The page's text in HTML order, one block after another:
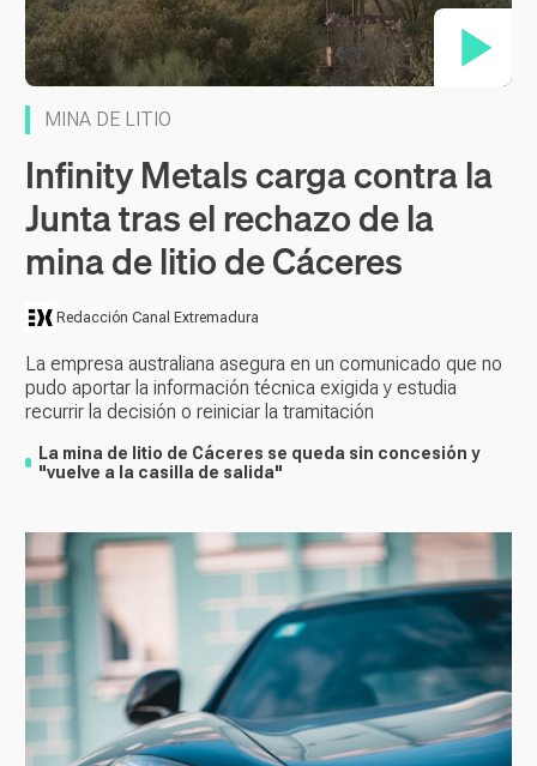
MINA DE LITIO
Infinity Metals carga contra la
Junta tras el rechazo de la
mina de litio de Cáceres
Redacción Canal Extremadura
La empresa australiana asegura en un comunicado que no
pudo aportar la información técnica exigida y estudia
recurrir la decisión o reiniciar la tramitación
La mina de litio de Cáceres se queda sin concesión y
"vuelve a la casilla de salida"